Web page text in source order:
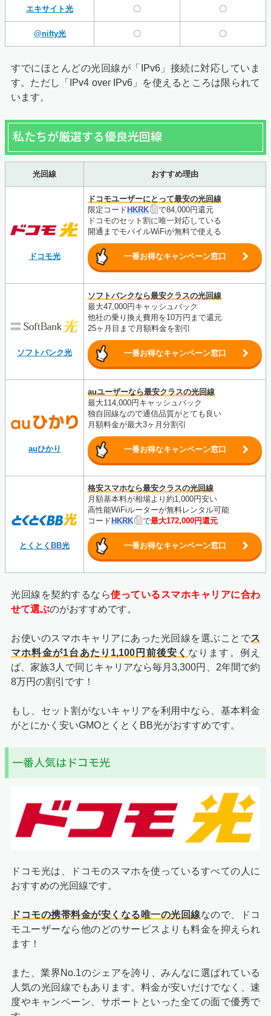
エキサイト光 〇 〇
@nifty光 〇 〇
すでにほとんどの光回線が「IPv6」接続に対応していま
す。ただし「IPv4 over IPv6」を使えるところは限られて
います。
私たちが厳選する優良光回線
光回線 おすすめ理由
ドコモ光
ドコモユーザーにとって最安の光回線
限定コードHKRK
で84,000円還元
ドコモのセット割に唯一対応している
開通までモバイルWiFiが無料で使える
一番お得なキャンペーン窓口
ソフトバンク光
ソフトバンクなら最安クラスの光回線
最大47,000円キャッシュバック
他社の乗り換え費用を10万円まで還元
25ヶ月目まで月額料金を割引
一番お得なキャンペーン窓口
auひかり
auユーザーなら最安クラスの光回線
最大114,000円キャッシュバック
独自回線なので通信品質がとても良い
月額料金が最大3ヶ月分割引
一番お得なキャンペーン窓口
とくとくBB光
格安スマホなら最安クラスの光回線
月額基本料が相場より約1,000円安い
高性能WiFiルーターが無料レンタル可能
コードHKRK で最大172,000円還元
一番お得なキャンペーン窓口
光回線を契約するなら使っているスマホキャリアに合わ
せて選ぶのがおすすめです。
お使いのスマホキャリアにあった光回線を選ぶことでス
マホ料金が1台あたり1,100円前後安く なります。例え
ば、家族3人で同じキャリアなら毎月3,300円、2年間で約
8万円の割引です！
もし、セット割がないキャリアを利用中なら、基本料金
がとにかく安いGMOとくとくBB光がおすすめです。
一番人気はドコモ光
ドコモ光は、ドコモのスマホを使っているすべての人に
おすすめの光回線です。
ドコモの携帯料金が安くなる唯一の光回線なので、ドコ
モユーザーなら他のどのサービスよりも料金を抑えられ
ます！
また、業界No.1のシェアを誇り、みんなに選ばれている
人気の光回線でもあります。料金が安いだけでなく、速
度やキャンペーン、サポートといった全ての面で優秀で